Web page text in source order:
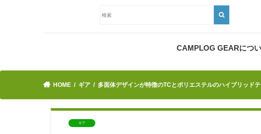
CAMPLOG GEARにつ
HOME ギア 多面体デザインが特徴のTCとポリエステルのハイブリッド
ギア